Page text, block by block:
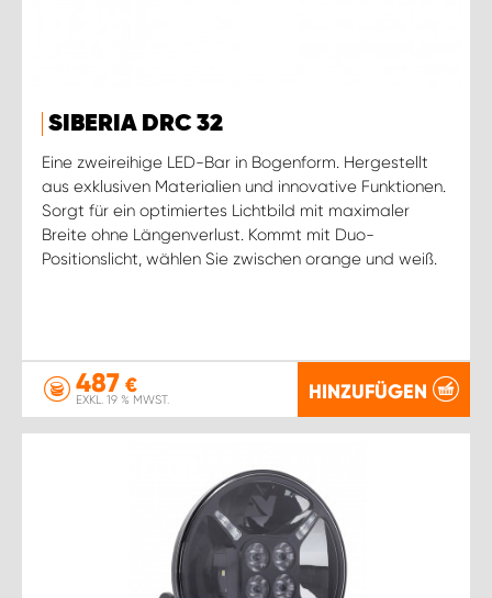
SIBERIA DRC 32
Eine zweireihige LED-Bar in Bogenform. Hergestellt
aus exklusiven Materialien und innovative Funktionen.
Sorgt für ein optimiertes Lichtbild mit maximaler
Breite ohne Längenverlust. Kommt mit Duo-
Positionslicht, wählen Sie zwischen orange und weiß.
487 €
EXKL. 19 % MWST. HINZUFÜGEN